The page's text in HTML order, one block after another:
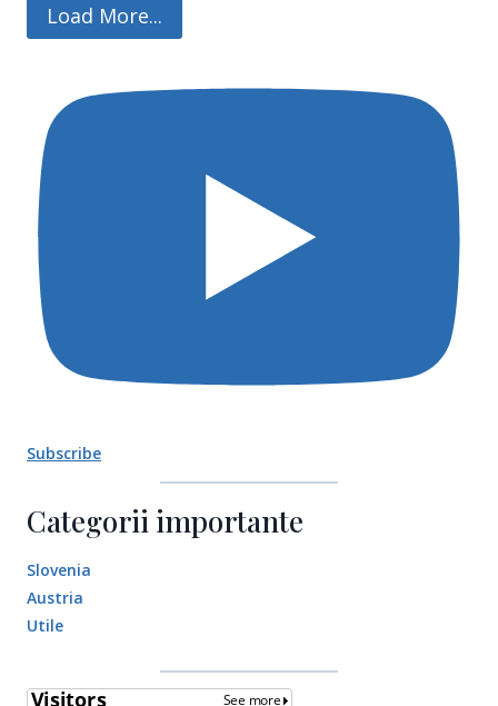
Load More...
Subscribe
Categorii importante
Slovenia
Austria
Utile